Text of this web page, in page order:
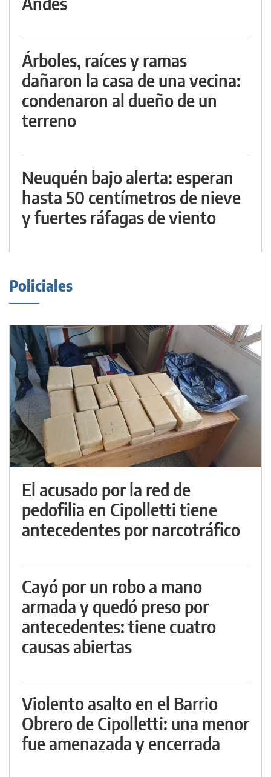
Árboles, raíces y ramas
dañaron la casa de una vecina:
condenaron al dueño de un
terreno
Neuquén bajo alerta: esperan
hasta 50 centímetros de nieve
y fuertes ráfagas de viento
Policiales
El acusado por la red de
pedofilia en Cipolletti tiene
antecedentes por narcotráfico
Cayó por un robo a mano
armada y quedó preso por
antecedentes: tiene cuatro
causas abiertas
Violento asalto en el Barrio
Obrero de Cipolletti: una menor
fue amenazada y encerrada